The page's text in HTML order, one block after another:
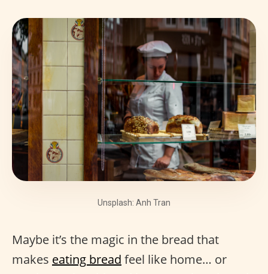
Unsplash: Anh Tran
Maybe it’s the magic in the bread that
makes eating bread feel like home… or